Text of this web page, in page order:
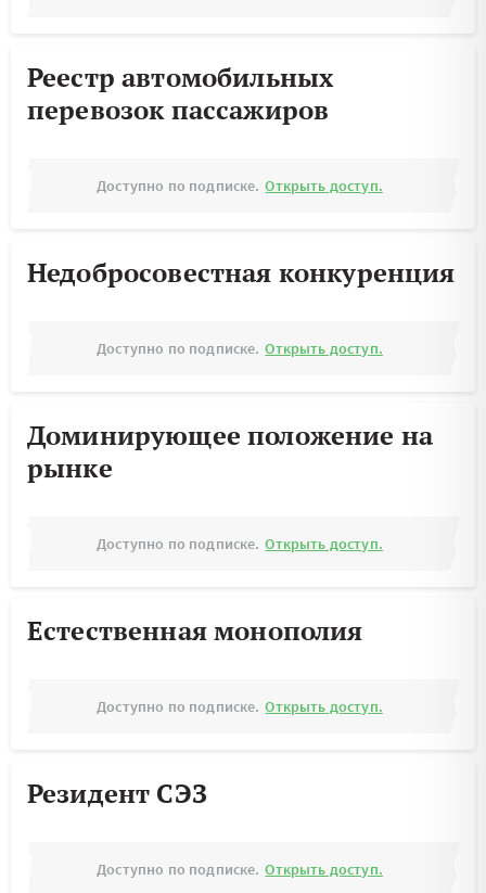
Реестр автомобильных
перевозок пассажиров
Доступно по подписке. Открыть доступ.
Недобросовестная конкуренция
Доступно по подписке. Открыть доступ.
Доминирующее положение на
рынке
Доступно по подписке. Открыть доступ.
Естественная монополия
Доступно по подписке. Открыть доступ.
Резидент СЭЗ
Доступно по подписке. Открыть доступ.